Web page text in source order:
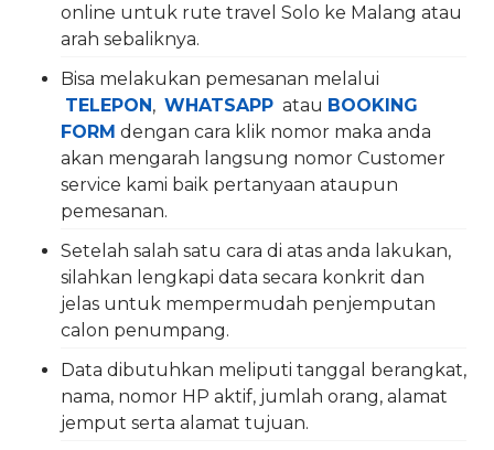
online untuk rute travel Solo ke Malang atau
arah sebaliknya.
Bisa melakukan pemesanan melalui
TELEPON, WHATSAPP atau BOOKING
FORM dengan cara klik nomor maka anda
akan mengarah langsung nomor Customer
service kami baik pertanyaan ataupun
pemesanan.
Setelah salah satu cara di atas anda lakukan,
silahkan lengkapi data secara konkrit dan
jelas untuk mempermudah penjemputan
calon penumpang.
Data dibutuhkan meliputi tanggal berangkat,
nama, nomor HP aktif, jumlah orang, alamat
jemput serta alamat tujuan.